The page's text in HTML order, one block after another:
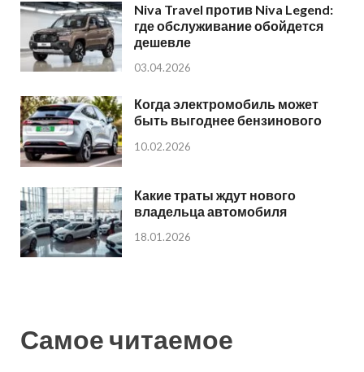
Niva Travel против Niva Legend:
где обслуживание обойдется
дешевле
03.04.2026
Когда электромобиль может
быть выгоднее бензинового
10.02.2026
Какие траты ждут нового
владельца автомобиля
18.01.2026
Самое читаемое